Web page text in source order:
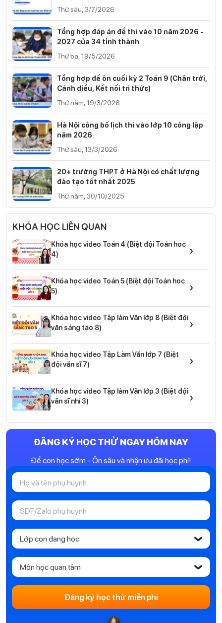
Thứ sáu, 3/7/2026
Tổng hợp đáp án đề thi vào 10 năm 2026 -
2027 của 34 tỉnh thành
Thứ ba, 19/5/2026
Tổng hợp đề ôn cuối kỳ 2 Toán 9 (Chân trời,
Cánh diều, Kết nối tri thức)
Thứ năm, 19/3/2026
Hà Nội công bố lịch thi vào lớp 10 công lập
năm 2026
Thứ sáu, 13/3/2026
20+ trường THPT ở Hà Nội có chất lượng
đào tạo tốt nhất 2025
Thứ năm, 30/10/2025
KHÓA HỌC LIÊN QUAN
Khóa học video Toán 4 (Biệt đội Toán hoc
4)
›
Khóa học video Toán 5 (Biệt đội Toán hoc
5)
›
Khóa học video Tập làm Văn lớp 8 (Biệt đội
văn sáng tạo 8)
›
Khóa học video Tập Làm Văn lớp 7 (Biệt
đội văn sĩ 7)
›
Khóa học video Tập làm Văn lớp 3 (Biệt đội
văn sĩ nhí 3)
›
ĐĂNG KÝ HỌC THỬ NGAY HÔM NAY
Để con học sớm - Ôn sâu và nhận ưu đãi học phí!
Lớp con đang học ‹
Môn học quan tâm ‹
Đăng ký học thử miễn phí